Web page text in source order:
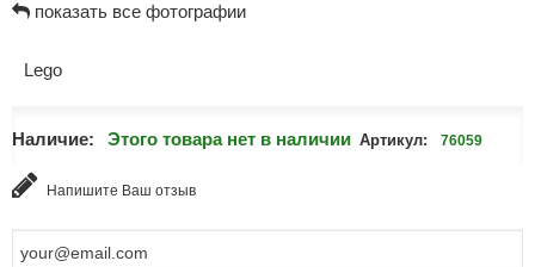
показать все фотографии
Lego
Наличие: Этого товара нет в наличии Артикул: 76059
Напишите Ваш отзыв